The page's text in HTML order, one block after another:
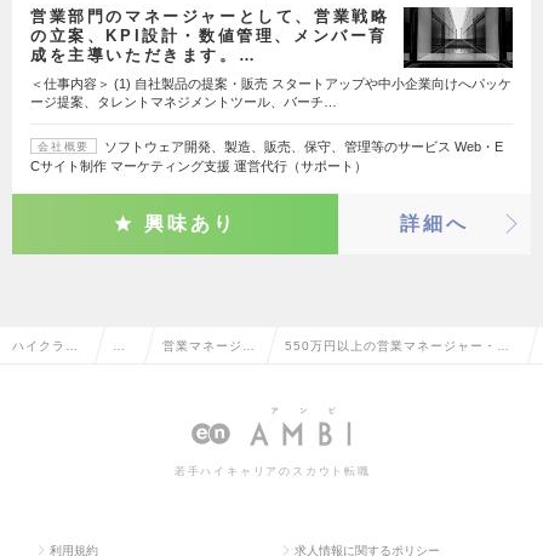
営業部門のマネージャーとして、営業戦略
の立案、KPI設計・数値管理、メンバー育
成を主導いただきます。…
＜仕事内容＞ (1) 自社製品の提案・販売 スタートアップや中小企業向けへパッケ
ージ提案、タレントマネジメントツール、バーチ…
会社概要
ソフトウェア開発、製造、販売、保守、管理等のサービス Web・E
Cサイト制作 マーケティング支援 運営代行（サポート）
興味あり 詳細へ
ハイクラス 営業マネージャ 550万円以上の営業マネージャー・管
若手ハイキャリアのスカウト転職
利用規約 求人情報に関するポリシー